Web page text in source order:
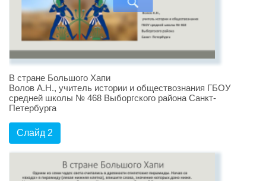
В стране Большого Хапи
Волов А.Н., учитель истории и обществознания ГБОУ
средней школы № 468 Выборгского района Санкт-
Петербурга
Слайд 2